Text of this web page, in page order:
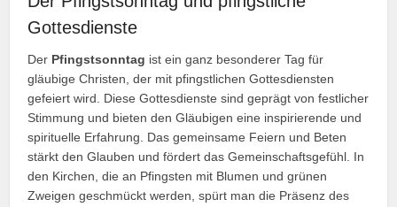
Gottesdienste
Der Pfingstsonntag ist ein ganz besonderer Tag für
gläubige Christen, der mit pfingstlichen Gottesdiensten
gefeiert wird. Diese Gottesdienste sind geprägt von festlicher
Stimmung und bieten den Gläubigen eine inspirierende und
spirituelle Erfahrung. Das gemeinsame Feiern und Beten
stärkt den Glauben und fördert das Gemeinschaftsgefühl. In
den Kirchen, die an Pfingsten mit Blumen und grünen
Zweigen geschmückt werden, spürt man die Präsenz des